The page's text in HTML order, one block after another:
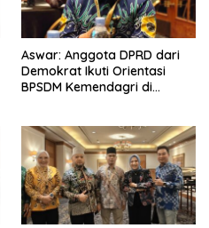
Aswar: Anggota DPRD dari
Demokrat Ikuti Orientasi
BPSDM Kemendagri di